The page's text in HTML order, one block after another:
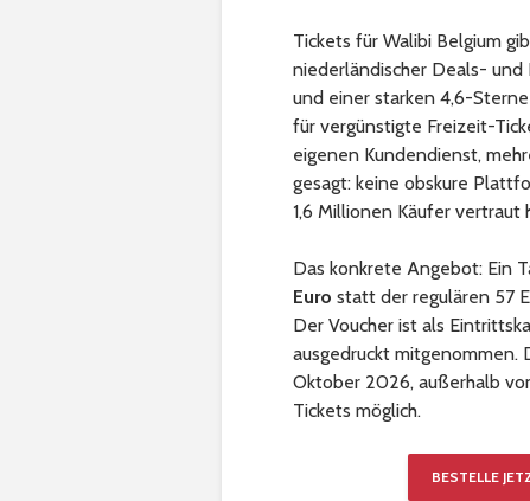
Tickets für Walibi Belgium
niederländischer Deals-
und einer starken 4,6-
für vergünstigte Freizeit-
eigenen Kundendienst,
gesagt: keine obskure
1,6 Millionen Käufer vertraut
Das konkrete Angebot: Ein
Euro statt der regulären 57
Der Voucher ist als
ausgedruckt mitgenommen.
Oktober 2026, außerhalb
Tickets möglich.
BESTELLE